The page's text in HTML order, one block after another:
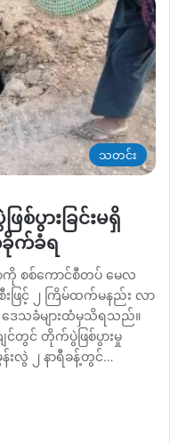
သတင်း
ပွားခြင်းမရှိ
က်ခံရ
ကို စစ်ကောင်စီတပ် မေလ
ဖြင့် ၂ ကြိမ်ထက်မနည်း လာ
ဒေသခံများထံမှသိရသည်။
င်တွင် တိုက်ပွဲဖြစ်ပွားမှု
န်းလွဲ ၂ နာရီခန့်တွင်…